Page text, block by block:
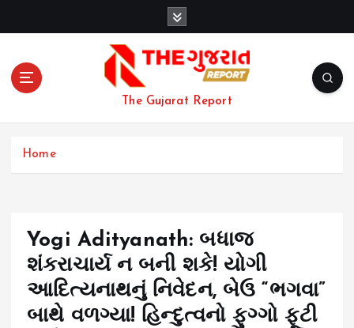
The Gujarat Report
Home
Yogi Adityanath: બધાજ
શંકરાચાર્ય ન બની શકે! યોગી
આદિત્યનાથનું નિવેદન, બેઉ “ભગવા”
બાથે વળગ્યા! હિન્દુત્વનો ફુગ્ગો ફૂટી